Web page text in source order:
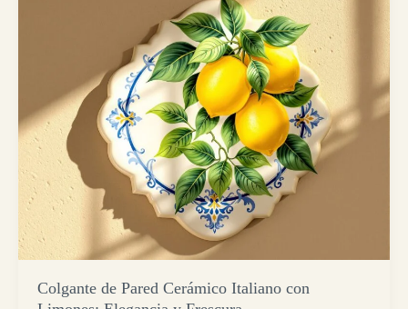
Colgante de Pared Cerámico Italiano con